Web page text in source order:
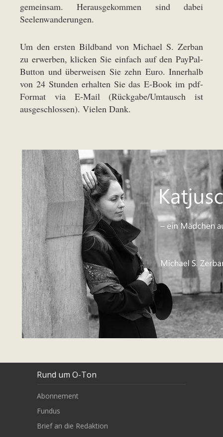
gemeinsam. Herausgekommen sind dabei
Seelenwanderungen.
Um den ersten Bildband von Michael S. Zerban
zu erwerben, klicken Sie einfach auf den PayPal-
Button und überweisen Sie zehn Euro. Innerhalb
von 24 Stunden erhalten Sie das E-Book im pdf-
Format via E-Mail (Rückgabe/Umtausch ist
ausgeschlossen). Vielen Dank.
Rund um O-Ton
Abonnement
Fundus
Brief an die Redaktion